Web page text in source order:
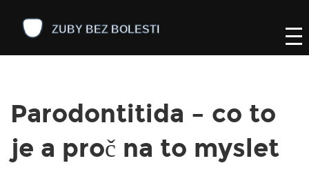
Parodontitida – co to
je a proč na to myslet